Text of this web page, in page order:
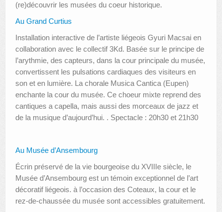
(re)découvrir les musées du coeur historique.
Au Grand Curtius
Installation interactive de l’artiste liégeois Gyuri Macsai en
collaboration avec le collectif 3Kd. Basée sur le principe de
l’arythmie, des capteurs, dans la cour principale du musée,
convertissent les pulsations cardiaques des visiteurs en
son et en lumière. La chorale Musica Cantica (Eupen)
enchante la cour du musée. Ce choeur mixte reprend des
cantiques a capella, mais aussi des morceaux de jazz et
de la musique d’aujourd’hui. . Spectacle : 20h30 et 21h30
Au Musée d’Ansembourg
Écrin préservé de la vie bourgeoise du XVIIIe siècle, le
Musée d’Ansembourg est un témoin exceptionnel de l’art
décoratif liégeois. à l’occasion des Coteaux, la cour et le
rez-de-chaussée du musée sont accessibles gratuitement.